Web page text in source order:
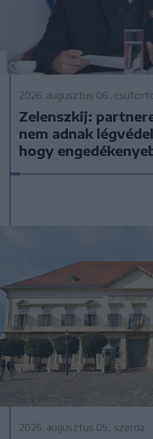
2026. augusztus 06.,
Zelenszkij:
nem adnak
hogy
2026. augusztus 05., szerda